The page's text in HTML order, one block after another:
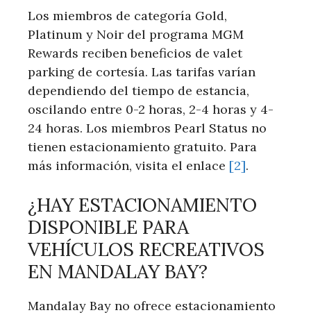
Los miembros de categoría Gold,⁣
Platinum y Noir del programa ⁢MGM
Rewards reciben⁤ beneficios de valet⁢
parking de cortesía. Las tarifas varían
dependiendo del tiempo de estancia,
oscilando entre 0-2 horas, 2-4 horas y 4-
24 horas. Los miembros Pearl Status​ no
tienen estacionamiento gratuito. Para
más información, visita el enlace [2].
¿HAY ESTACIONAMIENTO
DISPONIBLE PARA
VEHÍCULOS​ RECREATIVOS
EN MANDALAY BAY?
Mandalay Bay no ofrece estacionamiento